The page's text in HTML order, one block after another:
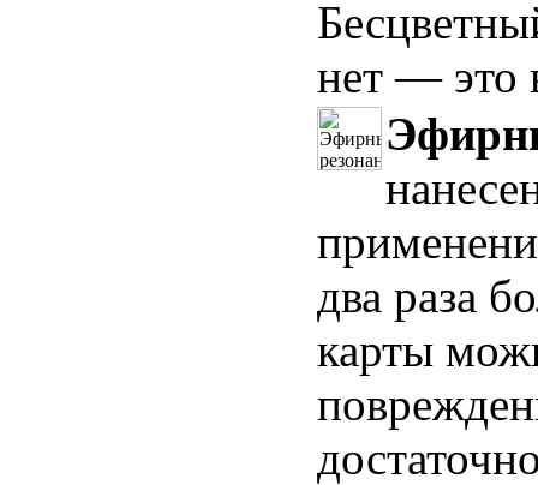
нет — это
два раза
карты